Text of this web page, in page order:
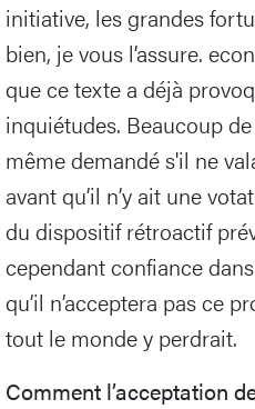
initiative, les grandes
bien, je vous l’assure.
que ce texte a déjà
inquiétudes. Beaucoup
même demandé s'il ne
avant qu’il n’y ait une
du dispositif rétroactif
cependant confiance
qu’il n’acceptera pas ce
tout le monde y perdrait.
Comment l’acceptation